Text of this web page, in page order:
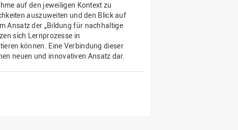
auf den jeweiligen Kontext zu
auszuweiten und den Blick auf
Ansatz der „Bildung für nachhaltige
sich Lernprozesse in
können. Eine Verbindung dieser
neuen und innovativen Ansatz dar.